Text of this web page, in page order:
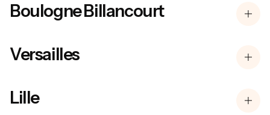
Boulogne Billancourt
Versailles
Lille